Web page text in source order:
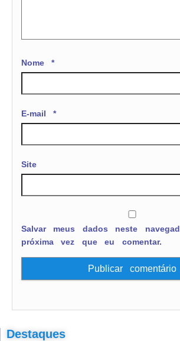
Nome*
E-mail*
Site
Salvar meus dados neste
próxima vez que eu comentar.
Destaques